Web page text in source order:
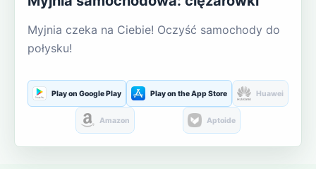
Myjnia czeka na Ciebie! Oczyść samochody do
połysku!
Play on Google Play Play on the App Store Huawei
Amazon Aptoide